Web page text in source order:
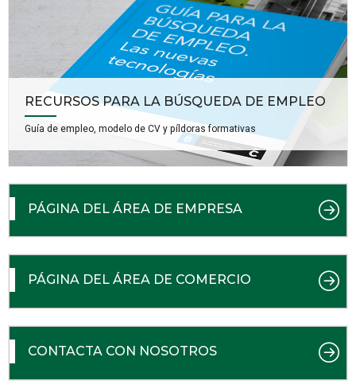
RECURSOS PARA LA BÚSQUEDA DE EMPLEO
Guía de empleo, modelo de CV y píldoras formativas
PÁGINA DEL ÁREA DE EMPRESA
PÁGINA DEL ÁREA DE COMERCIO
CONTACTA CON NOSOTROS